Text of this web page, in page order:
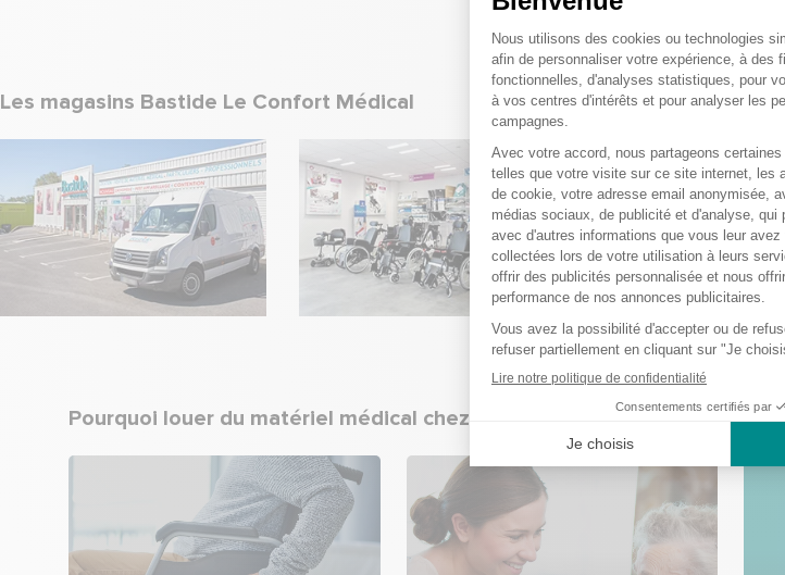
Les magasins Bastide Le Confort Médical
Pourquoi louer du matériel médical chez Bastide Le Confort Médical ?